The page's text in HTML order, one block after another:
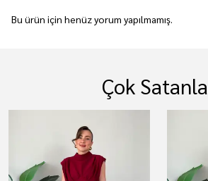
Bu ürün için henüz yorum yapılmamış.
Çok